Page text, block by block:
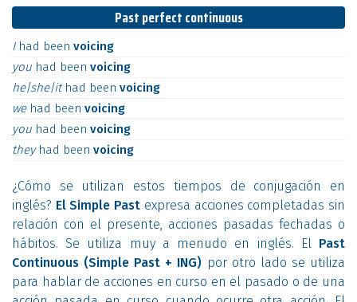
Past perfect continuous
I had been voicing
you had been voicing
he|she|it had been voicing
we had been voicing
you had been voicing
they had been voicing
¿Cómo se utilizan estos tiempos de conjugación en
inglés? El Simple Past expresa acciones completadas sin
relación con el presente, acciones pasadas fechadas o
hábitos. Se utiliza muy a menudo en inglés. El Past
Continuous (Simple Past + ING) por otro lado se utiliza
para hablar de acciones en curso en el pasado o de una